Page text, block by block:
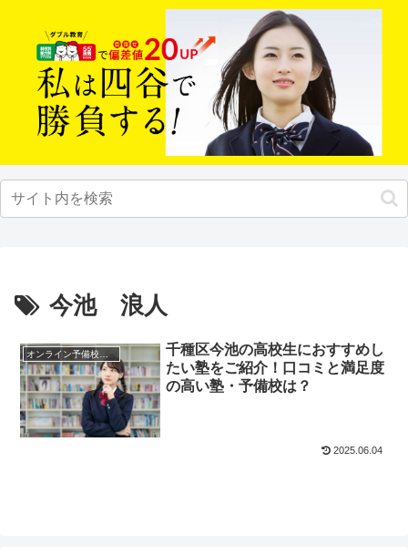
今池 浪人
千種区今池の高校生におすすめし
たい塾をご紹介！口コミと満足度
の高い塾・予備校は？
2025.06.04